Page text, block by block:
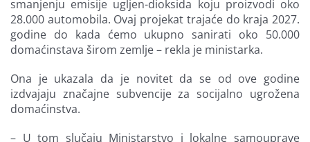
smanjenju emisije ugljen-dioksida koju proizvodi oko
28.000 automobila. Ovaj projekat trajaće do kraja 2027.
godine do kada ćemo ukupno sanirati oko 50.000
domaćinstava širom zemlje – rekla je ministarka.
Ona je ukazala da je novitet da se od ove godine
izdvajaju značajne subvencije za socijalno ugrožena
domaćinstva.
– U tom slučaju Ministarstvo i lokalne samouprave